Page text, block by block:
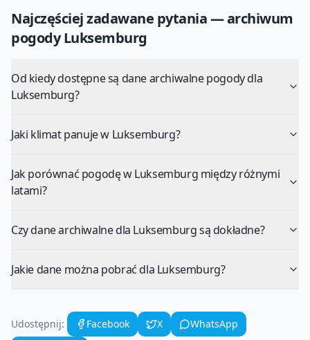
Najczęściej zadawane pytania — archiwum
pogodyLuksemburg
Od kiedy dostępne są dane archiwalne pogody dla
Luksemburg?
Jaki klimat panuje w Luksemburg?
Jak porównać pogodę w Luksemburg między różnymi
latami?
Czy dane archiwalne dla Luksemburg są dokładne?
Jakie dane można pobrać dla Luksemburg?
Udostępnij: Facebook X
WhatsApp